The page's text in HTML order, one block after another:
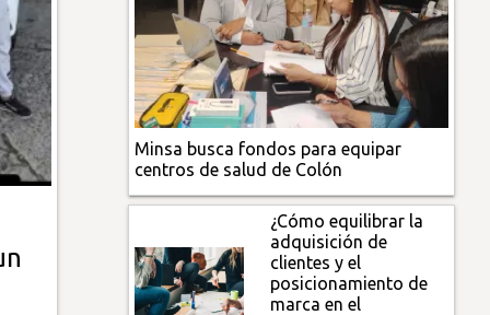
Minsa busca fondos para equipar
centros de salud de Colón
¿Cómo equilibrar la
adquisición de
clientes y el
posicionamiento de
marca en el